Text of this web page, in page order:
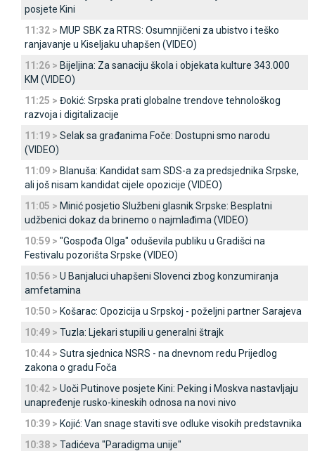
posjete Kini
11:32 > MUP SBK za RTRS: Osumnjičeni za ubistvo i teško
ranjavanje u Kiseljaku uhapšen (VIDEO)
11:26 > Bijeljina: Za sanaciju škola i objekata kulture 343.000
KM (VIDEO)
11:25 > Đokić: Srpska prati globalne trendove tehnološkog
razvoja i digitalizacije
11:19 > Selak sa građanima Foče: Dostupni smo narodu
(VIDEO)
11:09 > Blanuša: Kandidat sam SDS-a za predsjednika Srpske,
ali još nisam kandidat cijele opozicije (VIDEO)
11:05 > Minić posjetio Službeni glasnik Srpske: Besplatni
udžbenici dokaz da brinemo o najmlađima (VIDEO)
10:59 > "Gospođa Olga" oduševila publiku u Gradišci na
Festivalu pozorišta Srpske (VIDEO)
10:56 > U Banjaluci uhapšeni Slovenci zbog konzumiranja
amfetamina
10:50 > Košarac: Opozicija u Srpskoj - poželjni partner Sarajeva
10:49 > Tuzla: Ljekari stupili u generalni štrajk
10:44 > Sutra sjednica NSRS - na dnevnom redu Prijedlog
zakona o gradu Foča
10:42 > Uoči Putinove posjete Kini: Peking i Moskva nastavljaju
unapređenje rusko-kineskih odnosa na novi nivo
10:39 > Kojić: Van snage staviti sve odluke visokih predstavnika
10:38 > Tadićeva "Paradigma unije"